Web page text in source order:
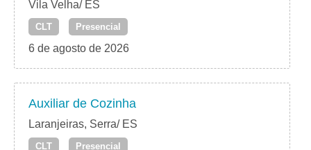
Vila Velha/ ES
CLT Presencial
6 de agosto de 2026
Auxiliar de Cozinha
Laranjeiras, Serra/ ES
CLT Presencial